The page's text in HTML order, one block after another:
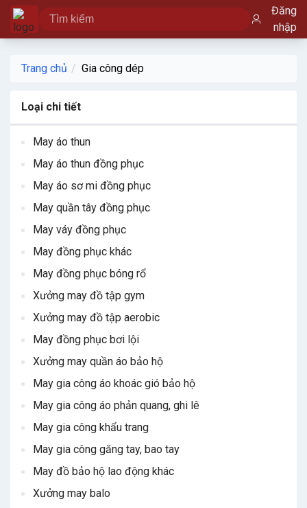
Đăng
nhập
Trang chủ Gia công dép
Loại chi tiết
May áo thun
May áo thun đồng phục
May áo sơ mi đồng phục
May quần tây đồng phục
May váy đồng phục
May đồng phục khác
May đồng phục bóng rổ
Xưởng may đồ tập gym
Xưởng may đồ tập aerobic
May đồng phục bơi lội
Xưởng may quần áo bảo hộ
May gia công áo khoác gió bảo hộ
May gia công áo phản quang, ghi lê
May gia công khẩu trang
May gia công găng tay, bao tay
May đồ bảo hộ lao động khác
Xưởng may balo